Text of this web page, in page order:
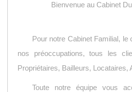
Bienvenue au Cabinet
Pour notre Cabinet Familial, le
nos préoccupations, tous les
Propriétaires, Bailleurs, Locataires,
Toute notre équipe vous